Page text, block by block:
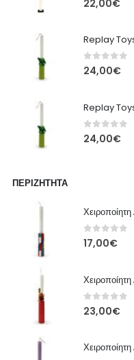
22,00€
Replay
0 out of
24,00€
0 out of
24,00€
ΠΕΡΙΖΉΤΗΤΑ
0out of
17,00€
0out of
23,00€